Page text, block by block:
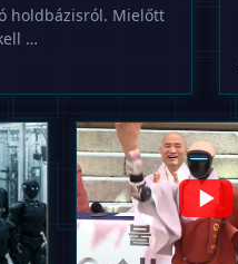
holdbázisról. Mielőtt
…